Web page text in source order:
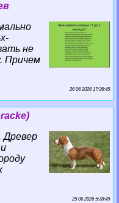
не
Причем
26 06 2026 17:36:45
Древер
25 06 2026 5:38:49